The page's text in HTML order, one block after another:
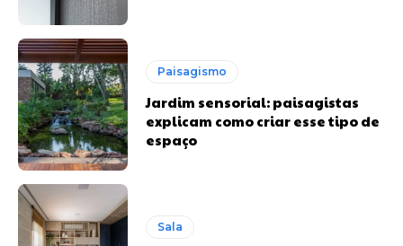
Paisagismo
Jardim sensorial: paisagistas
explicam como criar esse tipo de
espaço
Sala